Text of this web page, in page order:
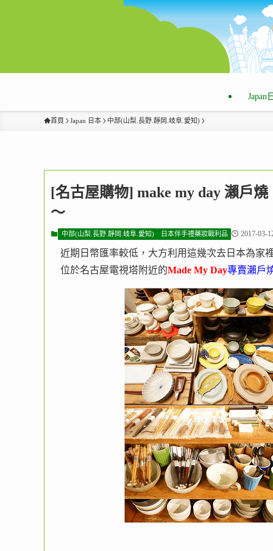
Japan
首頁 Japan 日本 中部(山梨.長野.靜岡.岐阜.愛知)
[名古屋購物] make my day 瀨戶
～
中部(山梨.長野.靜岡.岐阜.愛知) 日本伴手禮藥妝戰利品 2017-03-
近期日幣匯率較低，大方利用這幾次去日本為家
位於名古屋電視塔附近的Made My Day專賣瀨戶